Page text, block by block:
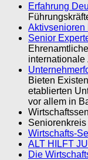
Erfahrung
Aktivsenioren
Senior
internationale
Bieten
etablierten
vor allem in
Wirtschafts-
ALT HILFT
Die